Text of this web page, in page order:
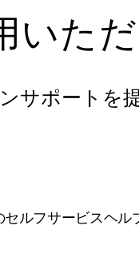
いた
サポートを
ルフサービスヘル